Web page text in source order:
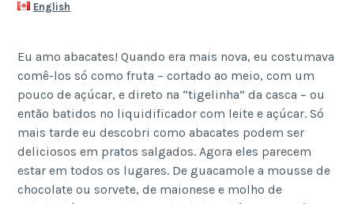
English
Eu amo abacates! Quando era mais nova, eu costumava
comê-los só como fruta – cortado ao meio, com um
pouco de açúcar, e direto na “tigelinha” da casca – ou
então batidos no liquidificador com leite e açúcar. Só
mais tarde eu descobri como abacates podem ser
deliciosos em pratos salgados. Agora eles parecem
estar em todos os lugares. De guacamole a mousse de
chocolate ou sorvete, de maionese e molho de